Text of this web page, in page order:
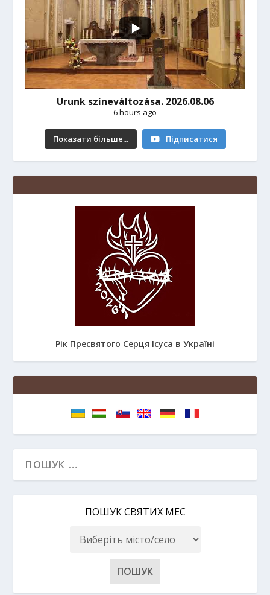
Urunk színeváltozása. 2026.08.06
6 hours ago
Показати більше... Підписатися
Рік Пресвятого Серця Ісуса в Україні
ПОШУК СВЯТИХ МЕС